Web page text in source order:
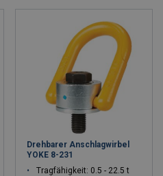
Drehbarer Anschlagwirbel
YOKE 8-231
Tragfähigkeit: 0.5 - 22.5 t